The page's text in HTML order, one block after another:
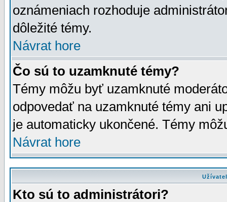
oznámeniach rozhoduje
dôležité témy.
Návrat hore
Čo sú to uzamknuté témy?
Témy môžu byť uzamknuté
odpovedať na uzamknuté témy ani
je automaticky ukončené. Témy
Návrat hore
Kto sú to administrátori?